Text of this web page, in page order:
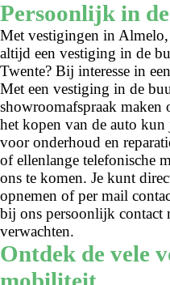
Persoonlijk in
Met vestigingen in Almelo,
altijd een vestiging in de
Twente? Bij interesse in
Met een vestiging in de
showroomafspraak
het kopen van de auto
voor onderhoud en
of ellenlange telefonische
ons te komen. Je kunt
opnemen of per mail
bij ons persoonlijk contact
verwachten.
Ontdek de vele